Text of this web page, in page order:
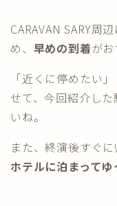
CARAVAN SARY周
め、 早めの到着がお
「近くに停めたい
せて、今回紹介し
いね。
また、終演後すぐ
ホテルに泊まって